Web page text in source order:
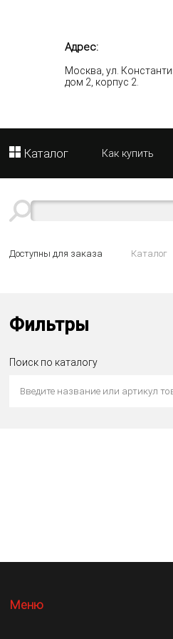
Адрес:
Москва, ул.
дом 2, корпус 2.
Каталог Как купить
Доступны для заказа Каталог
Фильтры
Поиск по каталогу
Меню